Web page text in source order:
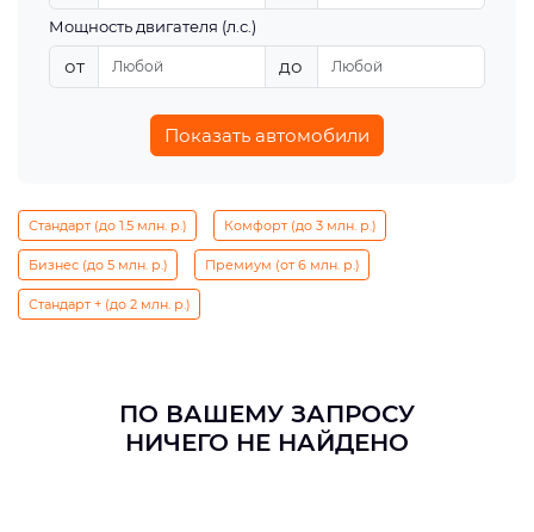
Мощность двигателя (л.с.)
от до
Показать автомобили
Стандарт (до 1.5 млн. р.) Комфорт (до 3 млн. р.)
Бизнес (до 5 млн. р.) Премиум (от 6 млн. р.)
Стандарт + (до 2 млн. р.)
ПО ВАШЕМУ ЗАПРОСУ
НИЧЕГО НЕ НАЙДЕНО